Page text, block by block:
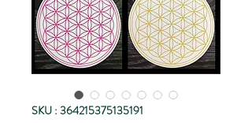
SKU : 364215375135191